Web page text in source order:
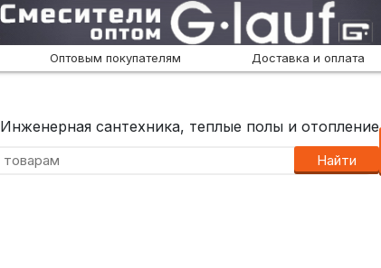
Оптовым покупателям Доставка и оплата
Инженерная сантехника, теплые полы и отопление
Найти